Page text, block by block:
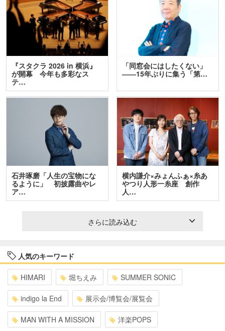
『スタクラ 2026 in 横浜』
が開幕 今年も多彩なス
テ…
「同窓会にはしたくない」
――15年ぶりに集う「第…
石井琢磨「人生の宝物にな
るように」 初披露曲やレ
ア…
横内謙介×みょんふぁ×糸あ
やつり人形一糸座 創作
人…
さらに読み込む
人気のキーワード
HIMARI 堀ちえみ SUMMER SONIC
indigo la End 展示会/博覧会/展覧会
MAN WITH A MISSION 洋楽POPS